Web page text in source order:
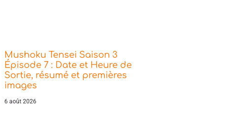
Mushoku Tensei Saison 3
Épisode 7 : Date et Heure de
Sortie, résumé et premières
images
6 août 2026